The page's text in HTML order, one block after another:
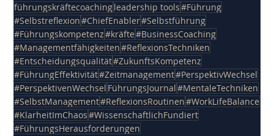
führungskräftecoachingleadership tools#Führung
#Selbstreflexion#ChiefEnabler#Selbstführung
#Führungskompetenz#kräfte#BusinessCoaching
#Managementfähigkeiten#ReflexionsTechniken
#Entscheidungsqualität#ZukunftsKompetenz
#FührungEffektivität#Zeitmanagement#PerspektivWechsel
#PerspektivenWechsel FührungsJournal#MentaleTechniken
#SelbstManagement#ReflexionsRoutinen#WorkLifeBalance
#KlarheitImChaos#WissenschaftlichFundiert
#FührungsHerausforderungen